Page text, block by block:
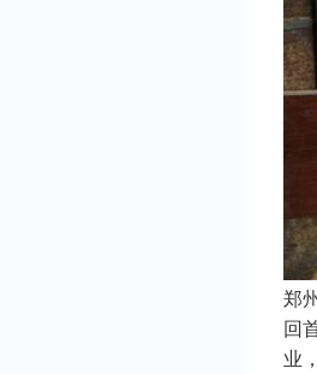
郑
回
业